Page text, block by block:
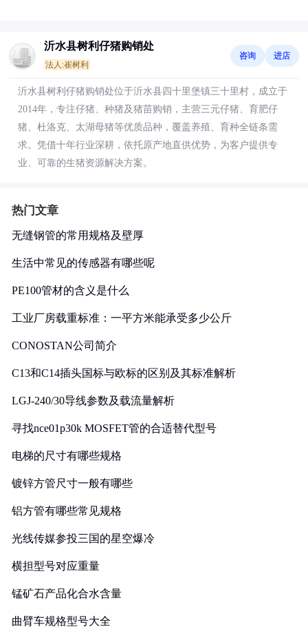
沂水县树利仔猪购销处
法人:崔树利
咨询 进店
沂水县树利仔猪购销处位于沂水县四十里堡镇三十里村，成立于
2014年，专注仔猪、种猪及猪苗购销，主营三元仔猪、育肥仔
猪、杜洛克、太湖母猪等优质品种，覆盖养殖、育种全链条需
求。凭借十年行业深耕，依托原产地直供优势，为客户提供专
业、可靠的生猪资源解决方案。
热门文章
无缝钢管的常用规格及壁厚
生活中常见的传感器有哪些呢
PE100管材的含义是什么
工业厂房载重标准：一平方米能承受多少公斤
CONOSTAN公司简介
C13和C14插头国标与欧标的区别及其标准解析
LGJ-240/30导线参数及载流量解析
寻找nce01p30k MOSFET管的合适替代型号
电梯的尺寸有哪些规格
镀锌方管尺寸一般有哪些
铝方管有哪些常见规格
光线传媒参投三国的星空爆冷
横担型号对应重量
锰矿石产品化合水含量
曲臂车规格型号大全